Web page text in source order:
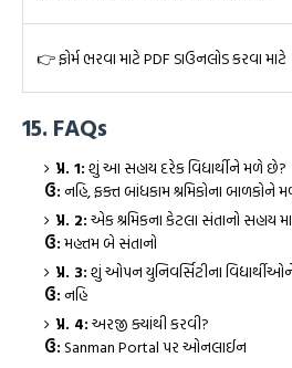
👉 ફોર્મ ભરવા માટે PDF ડાઉનલોડ કરવા માટે
15. FAQs
પ્ર. 1:શું આ સહાય દરેક વિદ્યાર્થીને મળે છે?
ઉ:નહિ, ફક્ત બાંધકામ શ્રમિકોના બાળકોને
પ્ર. 2:એક શ્રમિકના કેટલા સંતાનો સહાય
ઉ:મહત્તમ બે સંતાનો
પ્ર. 3:શું ઓપન યુનિવર્સિટીના
ઉ:નહિ
પ્ર. 4:અરજી ક્યાંથી કરવી?
ઉ:Sanman Portal પર ઓનલાઈન